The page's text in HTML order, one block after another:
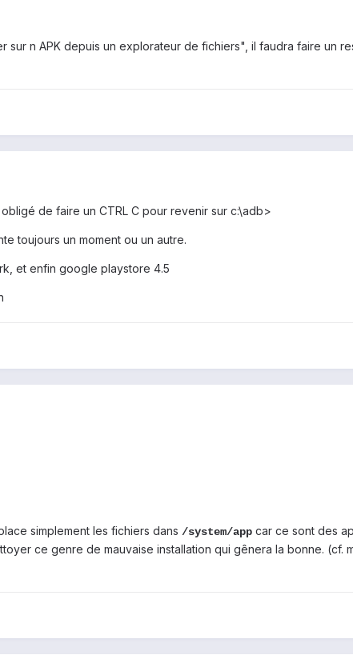
sur n APK depuis un explorateur de fichiers", il faudra faire un
de faire un CTRL C pour revenir sur c:\adb>
toujours un moment ou un autre.
et enfin google playstore 4.5
simplement les fichiers dans /system/app car ce sont des
ce genre de mauvaise installation qui gênera la bonne. (cf.